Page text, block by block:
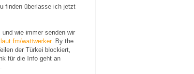
finden überlasse ich jetzt
wie immer senden wir
laut.fm/wattwerker. By the
der Türkei blockiert,
für die Info geht an